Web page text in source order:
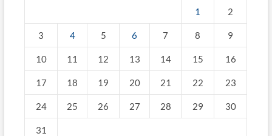
1 2
3 4 5 6 7 8 9
10 11 12 13 14 15 16
17 18 19 20 21 22 23
24 25 26 27 28 29 30
31